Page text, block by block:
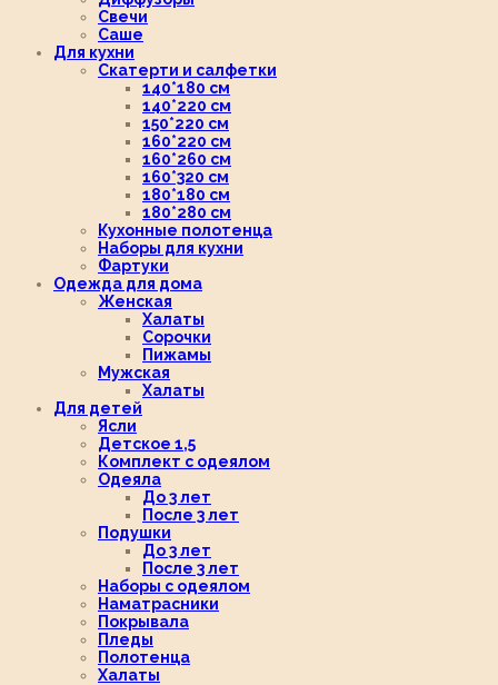
Свечи
Саше
Для кухни
Скатерти и салфетки
140*180 см
140*220 см
150*220 см
160*220 см
160*260 см
160*320 см
180*180 см
180*280 см
Кухонные полотенца
Наборы для кухни
Фартуки
Одежда для дома
Женская
Халаты
Сорочки
Пижамы
Мужская
Халаты
Для детей
Ясли
Детское 1,5
Комплект с одеялом
Одеяла
До 3 лет
После 3 лет
Подушки
До 3 лет
После 3 лет
Наборы с одеялом
Наматрасники
Покрывала
Пледы
Полотенца
Халаты